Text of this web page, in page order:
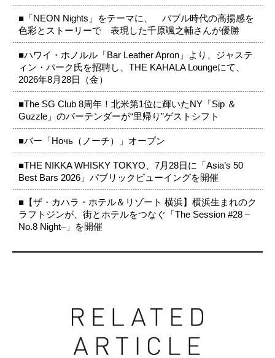
■「NEON Nights」をテーマに、 バブル時代の高揚感を
色彩とストーリーで 表現した千原颯之輔さんが優勝
■ハワイ・ホノルル「Bar Leather Apron」より、ジャステ
ィン・パーク氏を招聘し、THE KAHALA Loungeにて、
2026年8月28日（金）
■The SG Club 8周年！北米第1位に輝いたNY「Sip ＆
Guzzle」のバーテンダーが“里帰り”ゲストシフト
■バー「Ночь（ノーチ）」オープン
■THE NIKKA WHISKY TOKYO、7月28日に「Asia’s 50
Best Bars 2026」パブリックビューイングを開催
■【ザ・カハラ・ホテル＆リゾート 横浜】横浜生まれのク
ラフトジンが、街とホテルをつなぐ「The Session #28 –
No.8 Night–」を開催